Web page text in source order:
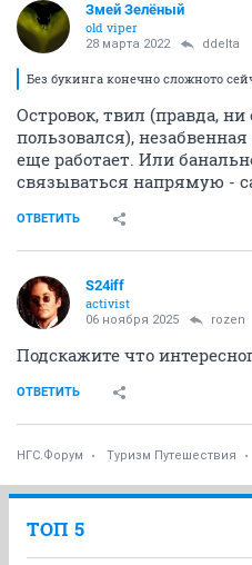
Змей Зелёный
old viper
28 марта 2022 ddelta
Без букинга конечно сложното
Островок, твил (правда,
пользовался),
еще работает. Или
связываться напрямую -
ОТВЕТИТЬ
S24iff
activist
06 ноября 2025 rozen
Подскажите что
ОТВЕТИТЬ
НГС.Форум Туризм Путешествия
ТОП 5